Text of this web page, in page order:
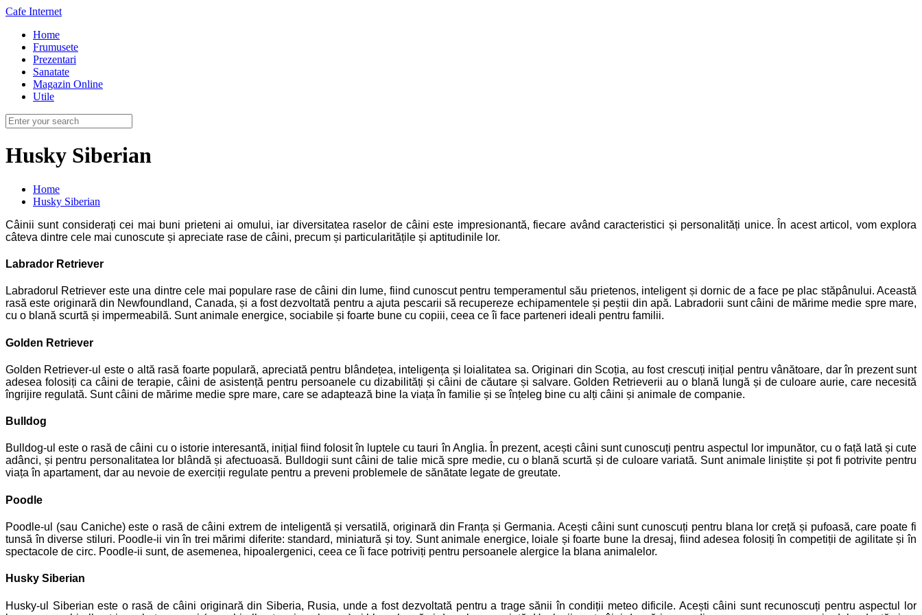
Cafe Internet
Home
Frumusete
Prezentari
Sanatate
Magazin Online
Utile
Husky Siberian
Home
Husky Siberian
Câinii sunt considerați cei mai buni prieteni ai omului, iar diversitatea raselor de câini este impresionantă, fiecare având caracteristici și personalități unice. În acest articol, vom explora
câteva dintre cele mai cunoscute și apreciate rase de câini, precum și particularitățile și aptitudinile lor.
Labrador Retriever
Labradorul Retriever este una dintre cele mai populare rase de câini din lume, fiind cunoscut pentru temperamentul său prietenos, inteligent și dornic de a face pe plac stăpânului. Această
rasă este originară din Newfoundland, Canada, și a fost dezvoltată pentru a ajuta pescarii să recupereze echipamentele și peștii din apă. Labradorii sunt câini de mărime medie spre mare,
cu o blană scurtă și impermeabilă. Sunt animale energice, sociabile și foarte bune cu copiii, ceea ce îi face parteneri ideali pentru familii.
Golden Retriever
Golden Retriever-ul este o altă rasă foarte populară, apreciată pentru blândețea, inteligența și loialitatea sa. Originari din Scoția, au fost crescuți inițial pentru vânătoare, dar în prezent sunt
adesea folosiți ca câini de terapie, câini de asistență pentru persoanele cu dizabilități și câini de căutare și salvare. Golden Retrieverii au o blană lungă și de culoare aurie, care necesită
îngrijire regulată. Sunt câini de mărime medie spre mare, care se adaptează bine la viața în familie și se înțeleg bine cu alți câini și animale de companie.
Bulldog
Bulldog-ul este o rasă de câini cu o istorie interesantă, inițial fiind folosit în luptele cu tauri în Anglia. În prezent, acești câini sunt cunoscuți pentru aspectul lor impunător, cu o față lată și cute
adânci, și pentru personalitatea lor blândă și afectuoasă. Bulldogii sunt câini de talie mică spre medie, cu o blană scurtă și de culoare variată. Sunt animale liniștite și pot fi potrivite pentru
viața în apartament, dar au nevoie de exerciții regulate pentru a preveni problemele de sănătate legate de greutate.
Poodle
Poodle-ul (sau Caniche) este o rasă de câini extrem de inteligentă și versatilă, originară din Franța și Germania. Acești câini sunt cunoscuți pentru blana lor creță și pufoasă, care poate fi
tunsă în diverse stiluri. Poodle-ii vin în trei mărimi diferite: standard, miniatură și toy. Sunt animale energice, loiale și foarte bune la dresaj, fiind adesea folosiți în competiții de agilitate și în
spectacole de circ. Poodle-ii sunt, de asemenea, hipoalergenici, ceea ce îi face potriviți pentru persoanele alergice la blana animalelor.
Husky Siberian
Husky-ul Siberian este o rasă de câini originară din Siberia, Rusia, unde a fost dezvoltată pentru a trage sănii în condiții meteo dificile. Acești câini sunt recunoscuți pentru aspectul lor